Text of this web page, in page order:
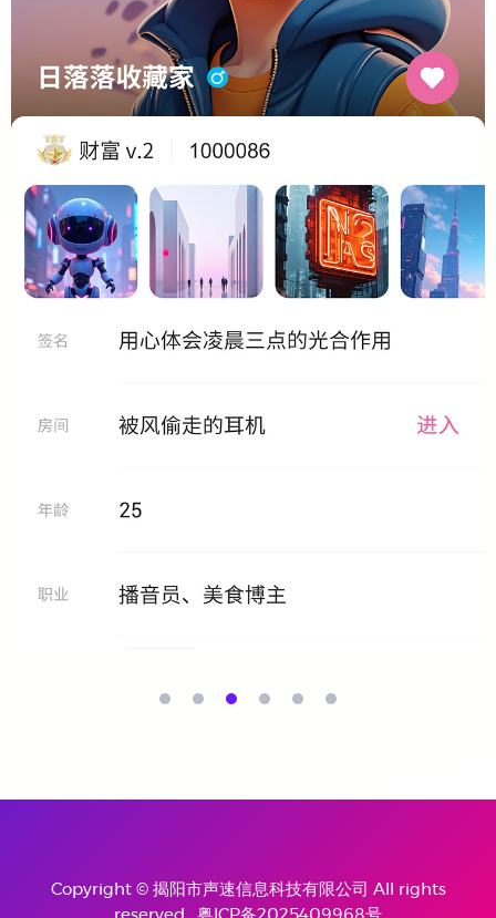
Copyright © 揭阳市声速信息科技有限公司 All rights